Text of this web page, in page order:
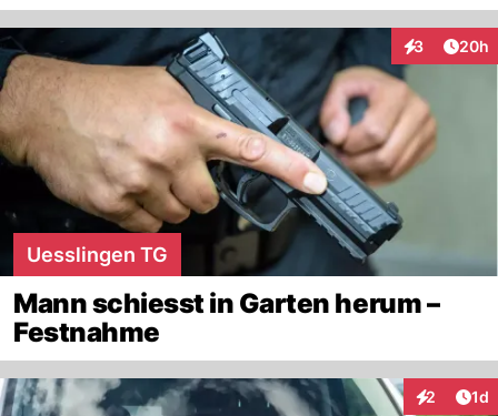
3
Interaktionen
20h
Uesslingen TG
Mann schiesst in Garten herum –
Festnahme
2 1d